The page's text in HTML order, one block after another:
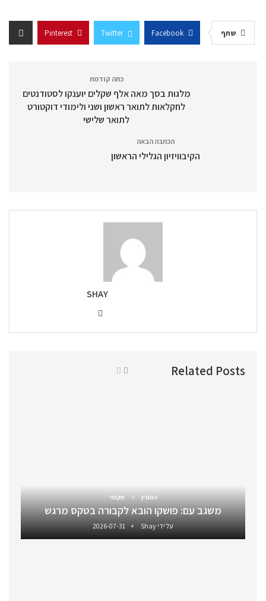
שתף Facebook
Twitter
Pinterest
כתה קודמת
מלגות בסך מאה אלף שקלים יוענקו לסטודנטים
לחקלאות לתואר ראשון ושני ולימודי דוקטורט
לתואר שלישי
הכתבה הבאה
הקיבוויזיון הגלילי הראשון
SHAY
Related Posts
המגזין מקומי
משגב עם: פושקו הובא לקבורה בטקס מרגש
על ידי Shay
2026-07-31